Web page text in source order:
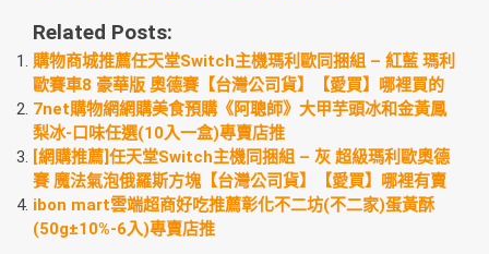
Related Posts:
購物商城推薦任天堂Switch主機瑪利歐同捆組 – 紅藍 瑪利
歐賽車8 豪華版 奧德賽【台灣公司貨】【愛買】哪裡買的
7net購物網網購美食預購《阿聰師》大甲芋頭冰和金黃鳳
梨冰-口味任選(10入一盒)專賣店推
[網購推薦]任天堂Switch主機同捆組 – 灰 超級瑪利歐奧德
賽 魔法氣泡俄羅斯方塊【台灣公司貨】【愛買】哪裡有賣
ibon mart雲端超商好吃推薦彰化不二坊(不二家)蛋黃酥
(50g±10%-6入)專賣店推